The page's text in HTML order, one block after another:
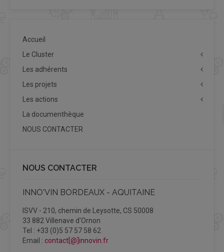
Accueil
Le Cluster
Les adhérents
Les projets
Les actions
La documenthèque
NOUS CONTACTER
NOUS CONTACTER
INNO'VIN BORDEAUX - AQUITAINE
ISVV - 210, chemin de Leysotte, CS 50008
33 882 Villenave d'Ornon
Tel : +33 (0)5 57 57 58 62
Email : contact[@]innovin.fr